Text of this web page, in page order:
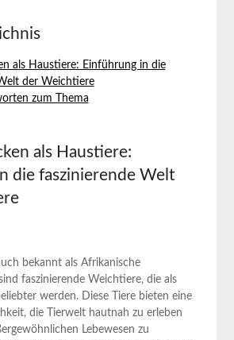
als Haustiere: Einführung in die
der Weichtiere
zum Thema
als Haustiere:
​die faszinierende​ Welt
bekannt als Afrikanische
faszinierende Weichtiere, die als
werden. ⁢Diese Tiere ‌bieten eine
die⁤ Tierwelt hautnah zu erleben
Lebewesen zu